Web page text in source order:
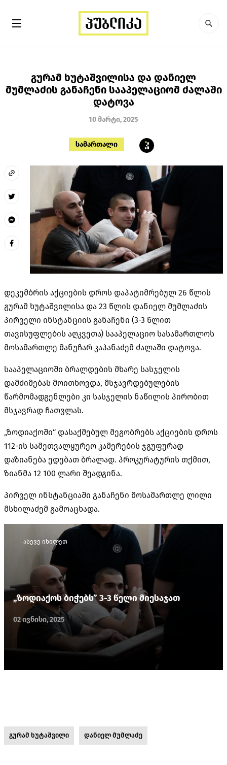
გურამ ხუტაშვილისა და დანიელ
მუმლაძის განაჩენი სააპელაციომ ძალაში
დატოვა
10 მარტი, 2025
სამართალი
დეკემბრის აქციების დროს დაპატიმრებულ 26 წლის
გურამ ხუტაშვილისა და 23 წლის დანიელ მუმლაძის
პირველი ინსტანციის განაჩენი (3-3 წლით
თავისუფლების აღკვეთა) სააპელაციო სასამართლოს
მოსამართლე მანუჩარ კაპანაძემ ძალაში დატოვა.
სააპელაციოში ბრალდების მხარე სასჯელის
დამძიმებას მოითხოვდა, მსჯავრდებულების
წარმომადგენლები კი სასჯელის ნაწილის პირობით
მსჯავრად ჩათვლას.
„ზოდიაქოში“ დასაქმებულ მეგობრებს აქციების დროს
112-ის სამეთვალყურეო კამერების ჯგუფურად
დაზიანება ედებათ ბრალად. პროკურატურის თქმით,
ზიანმა 12 100 ლარი შეადგინა.
პირველ ინსტანციაში განაჩენი მოსამართლე ლილი
მსხილაძემ გამოაცხადა.
ასევე იხილეთ
„ზოდიაქოს ბიჭებს” 3-3 წელი მიესაჯათ
02 ივნისი, 2025
გურამ ხუტაშვილი დანიელ მუმლაძე